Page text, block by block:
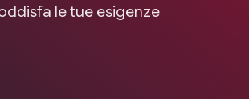
le tue esigenze